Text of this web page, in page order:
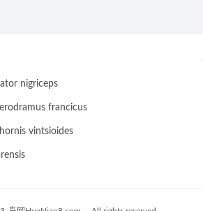
nigriceps
francicus
vintsioides